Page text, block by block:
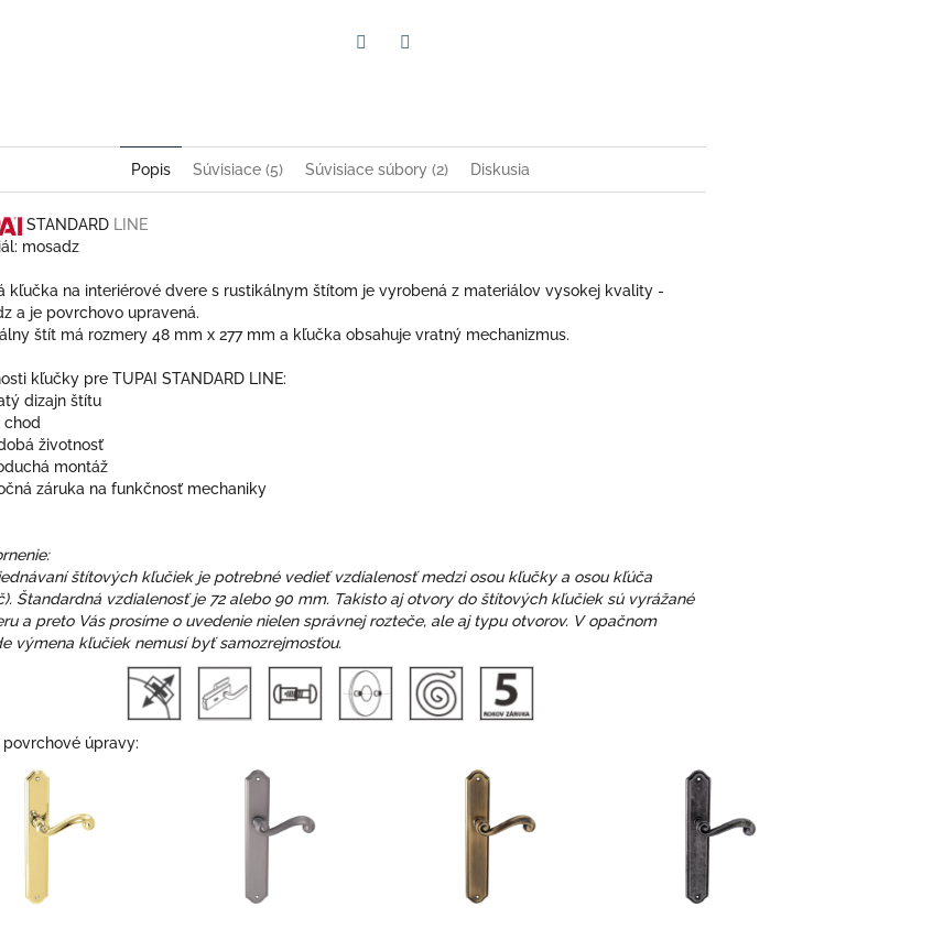
Popis Súvisiace (5) Súvisiace súbory (2) Diskusia
STANDARD
LINE
mosadz
kľučka na interiérové dvere s rustikálnym štítom je vyrobená z materiálov vysokej kvality -
a je povrchovo upravená.
štít má rozmery 48 mm x 277 mm a kľučka obsahuje vratný mechanizmus.
kľučky pre TUPAI STANDARD LINE:
dizajn štítu
chod
životnosť
montáž
záruka na funkčnosť mechaniky
štítových kľučiek je potrebné vedieť vzdialenosť medzi osou kľučky a osou kľúča
Štandardná vzdialenosť je 72 alebo 90 mm. Takisto aj otvory do štítových kľučiek sú vyrážané
a preto Vás prosíme o uvedenie nielen správnej rozteče, ale aj typu otvorov. V opačnom
výmena kľučiek nemusí byť samozrejmosťou.
povrchové úpravy: